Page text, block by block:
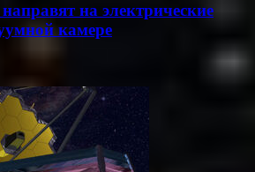
на электрические
камере